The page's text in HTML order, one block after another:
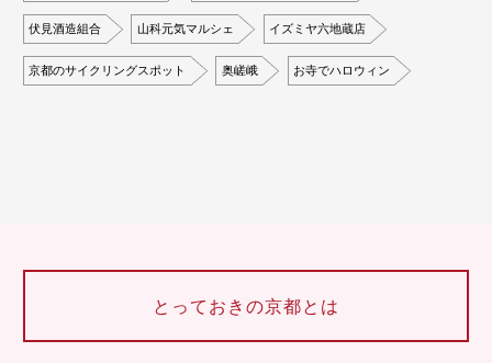
伏見酒造組合 山科元気マルシェ イズミヤ六地蔵店
京都のサイクリングスポット 奥嵯峨 お寺でハロウィン
とっておきの京都とは